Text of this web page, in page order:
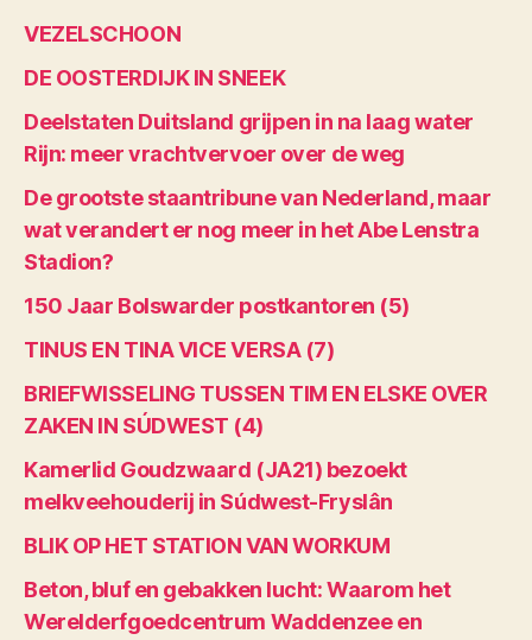
VEZELSCHOON
DE OOSTERDIJK IN SNEEK
Deelstaten Duitsland grijpen in na laag water
Rijn: meer vrachtvervoer over de weg
De grootste staantribune van Nederland, maar
wat verandert er nog meer in het Abe Lenstra
Stadion?
150 Jaar Bolswarder postkantoren (5)
TINUS EN TINA VICE VERSA (7)
BRIEFWISSELING TUSSEN TIM EN ELSKE OVER
ZAKEN IN SÚDWEST (4)
Kamerlid Goudzwaard (JA21) bezoekt
melkveehouderij in Súdwest-Fryslân
BLIK OP HET STATION VAN WORKUM
Beton, bluf en gebakken lucht: Waarom het
Werelderfgoedcentrum Waddenzee en